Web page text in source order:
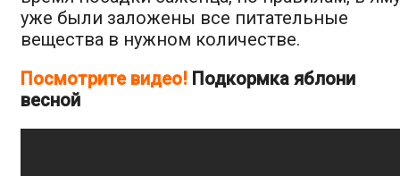
уже были заложены все питательные
вещества в нужном количестве.
Посмотрите видео! Подкормка яблони
весной